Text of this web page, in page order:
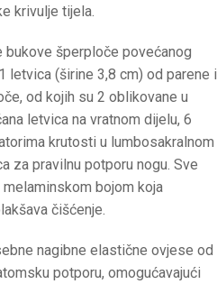
krivulje tijela.
bukove šperploče povećanog
letvica (širine 3,8 cm) od parene i
od kojih su 2 oblikovane u
letvica na vratnom dijelu, 6
krutosti u lumbosakralnom
za pravilnu potporu nogu. Sve
bojom koja
čišćenje.
nagibne elastične ovjese od
potporu, omogućavajući